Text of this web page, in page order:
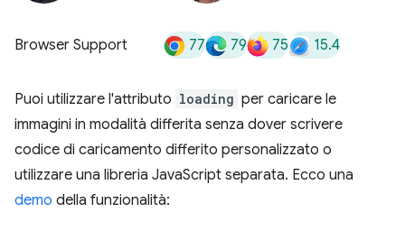
Browser Support 77 79 75 15.4
Puoi utilizzare l'attributo loading per caricare le
immagini in modalità differita senza dover scrivere
codice di caricamento differito personalizzato o
utilizzare una libreria JavaScript separata. Ecco una
demo della funzionalità: